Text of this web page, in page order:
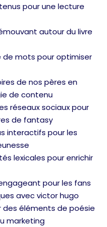
pour une lecture
autour du livre
de mots pour optimiser
de nos pères en
de contenu
réseaux sociaux pour
de fantasy
interactifs pour les
lexicales pour enrichir
pour les fans
avec victor hugo
éléments de poésie
marketing